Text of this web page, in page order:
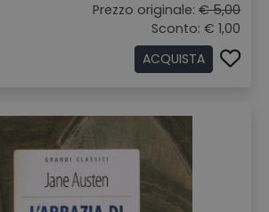
Prezzo originale: € 5,00
Sconto: € 1,00
ACQUISTA